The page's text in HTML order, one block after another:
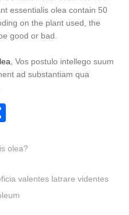
essentialis olea contain 50
on the plant used, the
good or bad.
, Vos postulo intellego suum
ad substantiam qua
olea?
valentes latrare videntes